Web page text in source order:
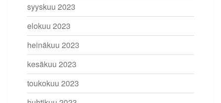
syyskuu 2023
elokuu 2023
heinäkuu 2023
kesäkuu 2023
toukokuu 2023